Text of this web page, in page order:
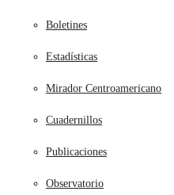
Boletines
Estadísticas
Mirador Centroamericano
Cuadernillos
Publicaciones
Observatorio